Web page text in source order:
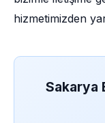
hizmetimizden
Sakarya